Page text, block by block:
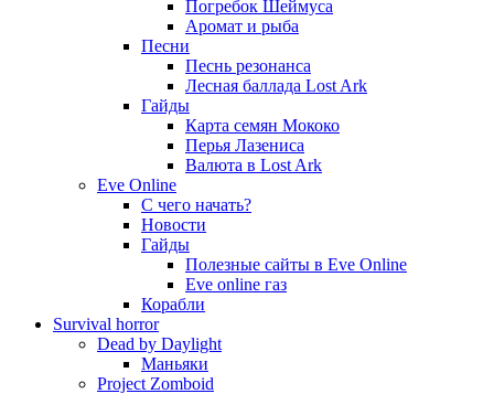
Погребок Шеймуса
Аромат и рыба
Песни
Песнь резонанса
Лесная баллада Lost Ark
Гайды
Карта семян Мококо
Перья Лазениса
Валюта в Lost Ark
Eve Online
С чего начать?
Новости
Гайды
Полезные сайты в Eve Online
Eve online газ
Корабли
Survival horror
Dead by Daylight
Маньяки
Project Zomboid